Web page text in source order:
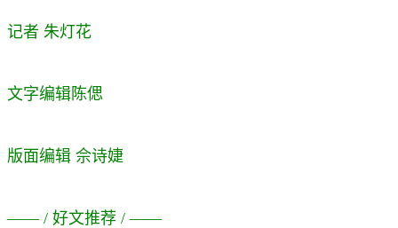
记者 朱灯花
文字编辑陈偲
版面编辑 佘诗婕
—— / 好文推荐 / ——